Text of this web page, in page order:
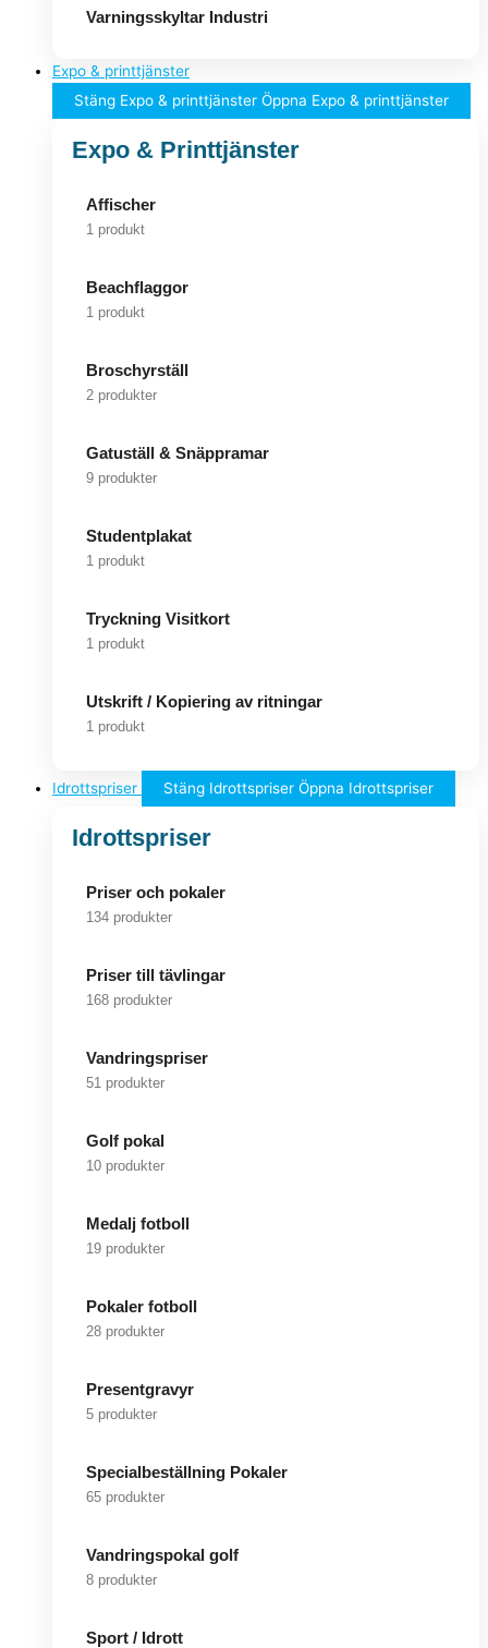
Varningsskyltar Industri
Expo & printtjänster
Stäng Expo & printtjänster Öppna Expo & printtjänster
Expo & Printtjänster
Affischer
1 produkt
Beachflaggor
1 produkt
Broschyrställ
2 produkter
Gatuställ & Snäppramar
9 produkter
Studentplakat
1 produkt
Tryckning Visitkort
1 produkt
Utskrift / Kopiering av ritningar
1 produkt
Idrottspriser Stäng Idrottspriser Öppna Idrottspriser
Idrottspriser
Priser och pokaler
134 produkter
Priser till tävlingar
168 produkter
Vandringspriser
51 produkter
Golf pokal
10 produkter
Medalj fotboll
19 produkter
Pokaler fotboll
28 produkter
Presentgravyr
5 produkter
Specialbeställning Pokaler
65 produkter
Vandringspokal golf
8 produkter
Sport / Idrott